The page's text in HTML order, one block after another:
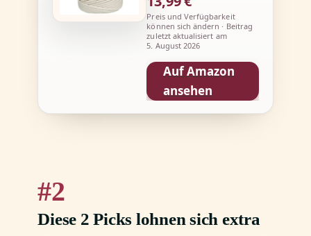
Preis und Verfügbarkeit
können sich ändern · Beitrag
zuletzt aktualisiert am
5. August 2026
Auf Amazon
ansehen
2
Diese 2 Picks lohnen sich extra